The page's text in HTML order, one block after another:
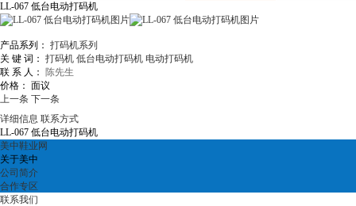
LL-067 低台电动打码机
产品系列： 打码机系列
关 键 词： 打码机 低台电动打码机 电动打码机
联 系 人：
陈先生
价格： 面议
上一条 下一条
详细信息 联系方式
LL-067 低台电动打码机
美中鞋业网
关于美中
公司简介
合作专区
联系我们